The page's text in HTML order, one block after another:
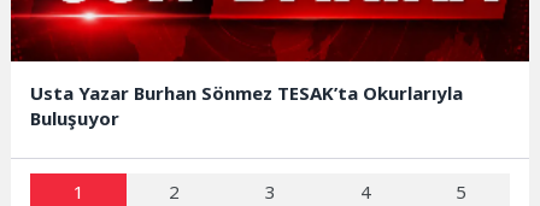
Usta Yazar Burhan Sönmez TESAK’ta Okurlarıyla
Buluşuyor
1 2 3 4 5